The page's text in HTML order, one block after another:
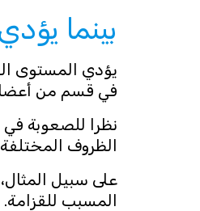
بينما
في قسم من
نظرا للصعوبة
الظروف
على سبيل
المسبب للقزامة.